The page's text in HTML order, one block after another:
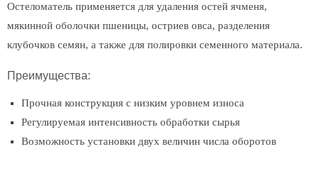
Остеломатель применяется для удаления остей ячменя,
мякинной оболочки пшеницы, остриев овса, разделения
клубочков семян, а также для полировки семенного материала.
Преимущества:
Прочная конструкция с низким уровнем износа
Регулируемая интенсивность обработки сырья
Возможность установки двух величин числа оборотов